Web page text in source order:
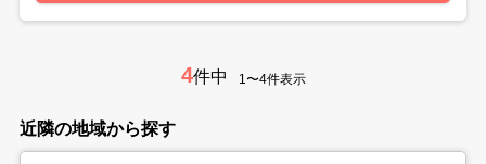
4件中 1〜4件表示
近隣の地域から探す